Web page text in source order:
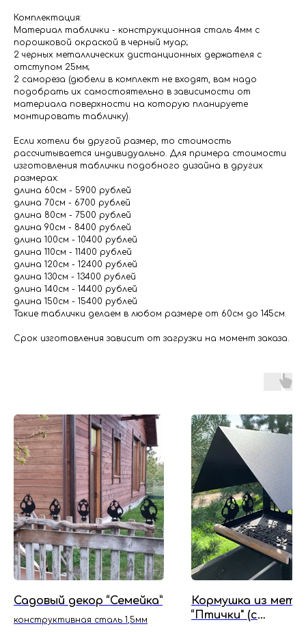
Комплектация:
Материал таблички - конструкционная сталь 4мм с
порошковой окраской в черный муар;
2 черных металлических дистанционных держателя с
отступом 25мм;
2 самореза (дюбели в комплект не входят, вам надо
подобрать их самостоятельно в зависимости от
материала поверхности на которую планируете
монтировать табличку).
Если хотели бы другой размер, то стоимость
рассчитывается индивидуально. Для примера стоимости
изготовления таблички подобного дизайна в других
размерах:
длина 60см - 5900 рублей
длина 70см - 6700 рублей
длина 80см - 7500 рублей
длина 90см - 8400 рублей
длина 100см - 10400 рублей
длина 110см - 11400 рублей
длина 120см - 12400 рублей
длина 130см - 13400 рублей
длина 140см - 14400 рублей
длина 150см - 15400 рублей
Такие таблички делаем в любом размере от 60см до 145см.
Срок изготовления зависит от загрузки на момент заказа.
Садовый декор “Семейка”
конструктивная сталь 1,5мм
Кормушка из
“Птички" (с